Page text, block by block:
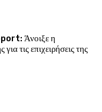
Άνοιξε η
τις επιχειρήσεις της